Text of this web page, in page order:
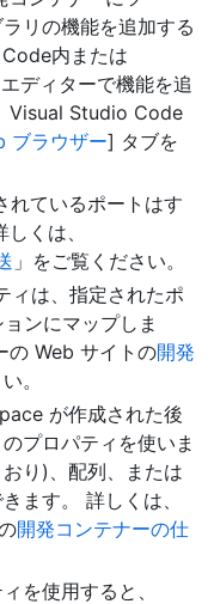
リの機能を追加する
内または
ディターで機能を追
Visual Studio Code
ブラウザー] タブを
れているポートはす
くは、
」をご覧ください。
ィは、指定されたポ
ンにマップしま
の Web サイトの開発
。
が作成された後
プロパティを使いま
り)、配列、または
ます。 詳しくは、
開発コンテナーの仕
を使用すると、